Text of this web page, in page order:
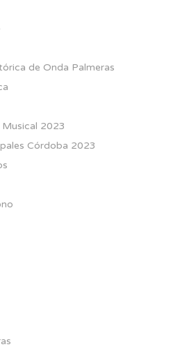
de Onda Palmeras
2023
Córdoba 2023